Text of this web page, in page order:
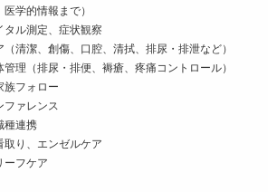
医学的情報まで）
タル測定、症状観察
（清潔、創傷、口腔、清拭、排尿・排泄など）
管理（排尿・排便、褥瘡、疼痛コントロール）
族フォロー
ファレンス
種連携
取り、エンゼルケア
ーフケア